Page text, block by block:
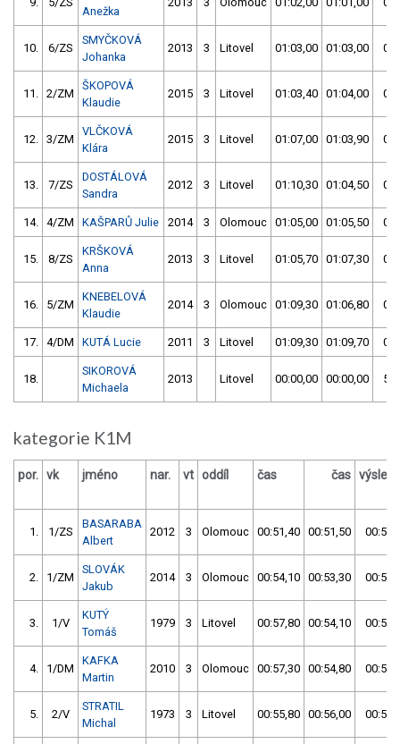
Anežka
10. 6/ZS
SMYČKOVÁ
Johanka
2013 3 Litovel 01:03,00 01:03,00
11. 2/ZM
ŠKOPOVÁ
Klaudie
2015 3 Litovel 01:03,40 01:04,00
12. 3/ZM
VLČKOVÁ
Klára
2015 3 Litovel 01:07,00 01:03,90
13. 7/ZS
DOSTÁLOVÁ
Sandra
2012 3 Litovel 01:10,30 01:04,50
14. 4/ZM KAŠPARŮ Julie 2014 3 Olomouc 01:05,00 01:05,50
15. 8/ZS
KRŠKOVÁ
Anna
2013 3 Litovel 01:05,70 01:07,30
16. 5/ZM
KNEBELOVÁ
Klaudie
2014 3 Olomouc 01:09,30 01:06,80
17. 4/DM KUTÁ Lucie 2011 3 Litovel 01:09,30 01:09,70
18.
SIKOROVÁ
Michaela
2013 Litovel 00:00,00 00:00,00
kategorie K1M
por. vk jméno nar. vt oddíl čas čas
1. 1/ZS
BASARABA
Albert
2012 3 Olomouc 00:51,40 00:51,50
2. 1/ZM
SLOVÁK
Jakub
2014 3 Olomouc 00:54,10 00:53,30
3. 1/V
KUTÝ
Tomáš
1979 3 Litovel 00:57,80 00:54,10
4. 1/DM
KAFKA
Martin
2010 3 Olomouc 00:57,30 00:54,80
5. 2/V
STRATIL
Michal
1973 3 Litovel 00:55,80 00:56,00